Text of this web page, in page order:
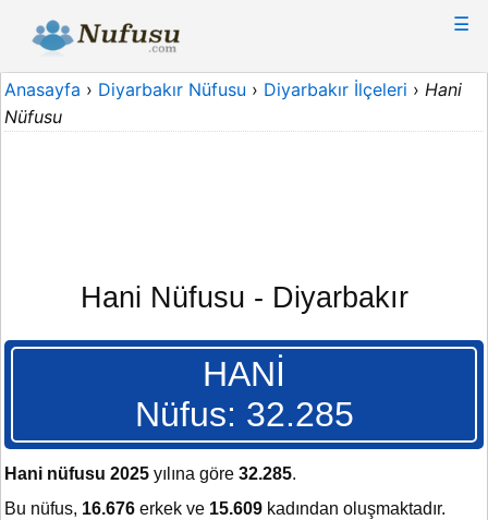
☰
Anasayfa › Diyarbakır Nüfusu › Diyarbakır İlçeleri › Hani
Nüfusu
Hani Nüfusu - Diyarbakır
HANİ
Nüfus: 32.285
Hani nüfusu 2025 yılına göre 32.285.
Bu nüfus, 16.676 erkek ve 15.609 kadından oluşmaktadır.